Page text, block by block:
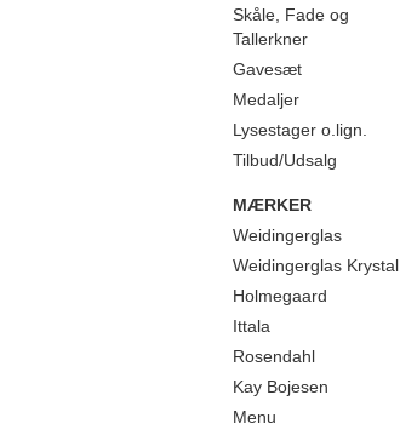
Skåle, Fade og
Tallerkner
Gavesæt
Medaljer
Lysestager o.lign.
Tilbud/Udsalg
MÆRKER
Weidingerglas
Weidingerglas Krystal
Holmegaard
Ittala
Rosendahl
Kay Bojesen
Menu